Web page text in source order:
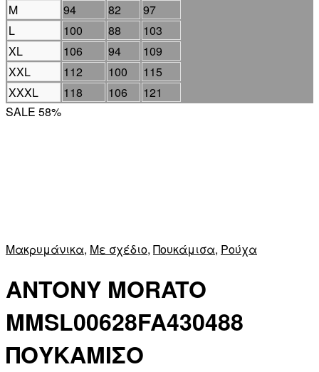
M
94 82
97
L
100 88
103
XL
106 94
109
XXL
112 100
115
XXXL
118 106
121
SALE 58%
Μακρυμάνικα, Με σχέδιο, Πουκάμισα, Ρούχα
ANTONY MORATO
MMSL00628FA430488
ΠΟΥΚΑΜΙΣΟ